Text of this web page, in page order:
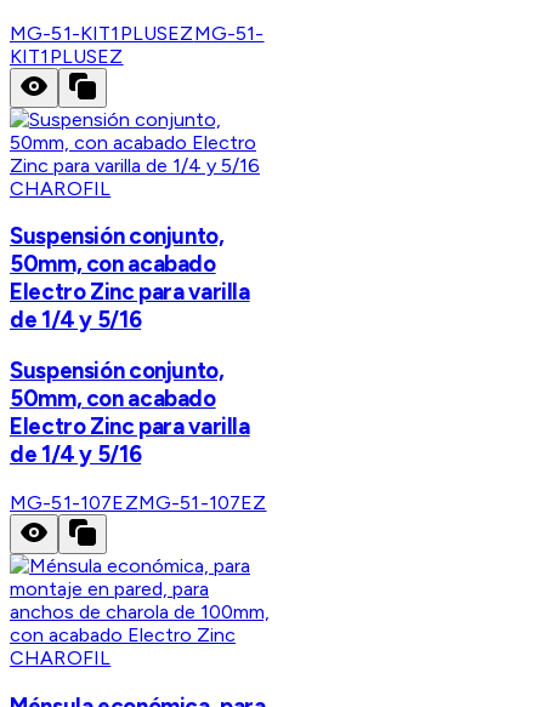
MG-51-KIT1PLUSEZMG-51-
KIT1PLUSEZ
CHAROFIL
Suspensión conjunto,
50mm, con acabado
Electro Zinc para varilla
de 1/4 y 5/16
Suspensión conjunto,
50mm, con acabado
Electro Zinc para varilla
de 1/4 y 5/16
MG-51-107EZMG-51-107EZ
CHAROFIL